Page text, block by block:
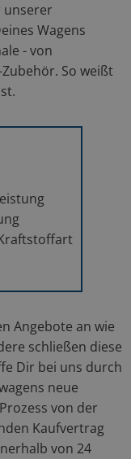
unserer
Wagens
- von
So weißt
Angebote an wie
schließen diese
Dir bei uns durch
neue
von der
Kaufvertrag
von 24